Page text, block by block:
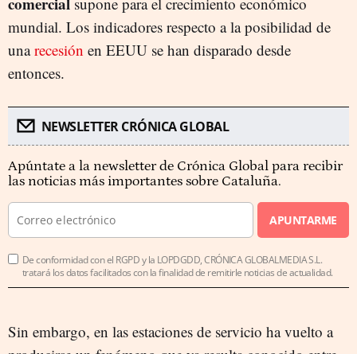
mundial. Los indicadores respecto a la posibilidad de
unarecesión en EEUU se han disparado desde
entonces.
NEWSLETTER CRÓNICA GLOBAL
Apúntate a la newsletter de Crónica Global para recibir
las noticias más importantes sobre Cataluña.
APUNTARME
De conformidad con el RGPD y la LOPDGDD, CRÓNICA GLOBALMEDIA S.L.
tratará los datos facilitados con la finalidad de remitirle noticias de actualidad.
Sin embargo, en las estaciones de servicio ha vuelto a